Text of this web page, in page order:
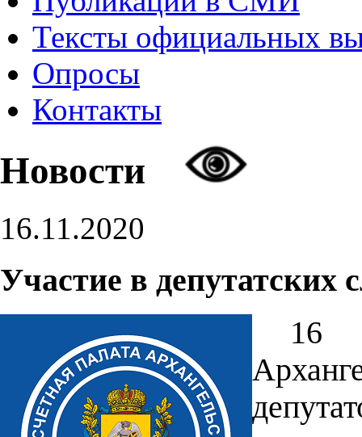
Тексты официальных
Опросы
Контакты
Новости
16.11.2020
Участие в депутатских
16